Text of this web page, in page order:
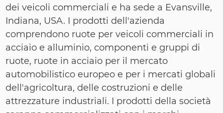
dei veicoli commerciali e ha sede a Evansville,
Indiana, USA. I prodotti dell'azienda
comprendono ruote per veicoli commerciali in
acciaio e alluminio, componenti e gruppi di
ruote, ruote in acciaio per il mercato
automobilistico europeo e per i mercati globali
dell'agricoltura, delle costruzioni e delle
attrezzature industriali. I prodotti della società